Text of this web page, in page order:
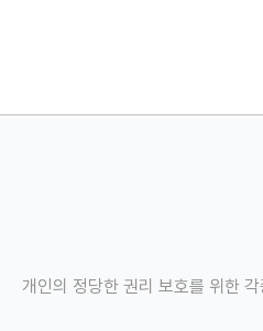
개인의 정당한 권리 보호를 위한